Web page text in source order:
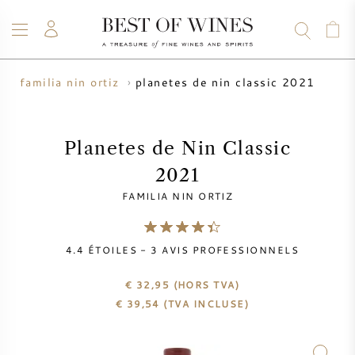
VIN
TABLEAU DES MILLESIMES
CHAMPAGNE
TOUS LES CHAMPAGNES
WHISKY
RHUM
SPIRITUEUX
VENTE
VENTE DE WHISKY
BORDEAUX EN PRIMEUR
BLOG
À PROPOS
familia nin ortiz planetes de nin classic 2021
Planetes de Nin Classic
2021
FAMILIA NIN ORTIZ
4.4 ÉTOILES - 3 AVIS PROFESSIONNELS
€ 32,95 (HORS TVA)
€ 39,54 (TVA INCLUSE)